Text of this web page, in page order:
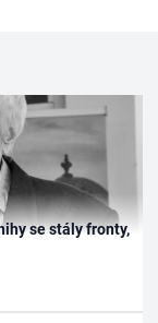
se stály fronty,